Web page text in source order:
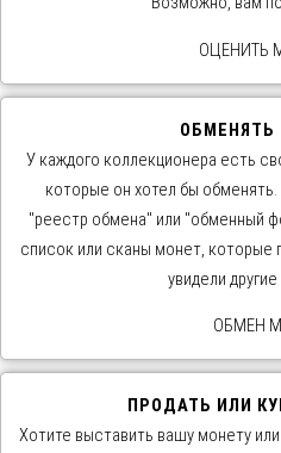
ОЦЕНИТЬ
ОБМЕНЯТЬ
У каждого коллекционера есть
которые он хотел бы
"реестр обмена" или "обменный
список или сканы монет, которые
увидели
ОБМЕН
ПРОДАТЬ ИЛИ
Хотите выставить вашу монету